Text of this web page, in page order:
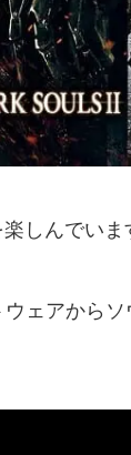
しんでいま
ェアからソ